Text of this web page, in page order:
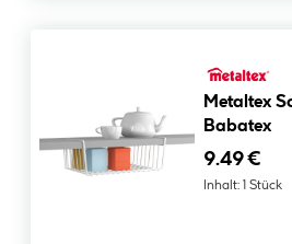
Metaltex
Babatex
9.49 €
Inhalt: 1 Stück